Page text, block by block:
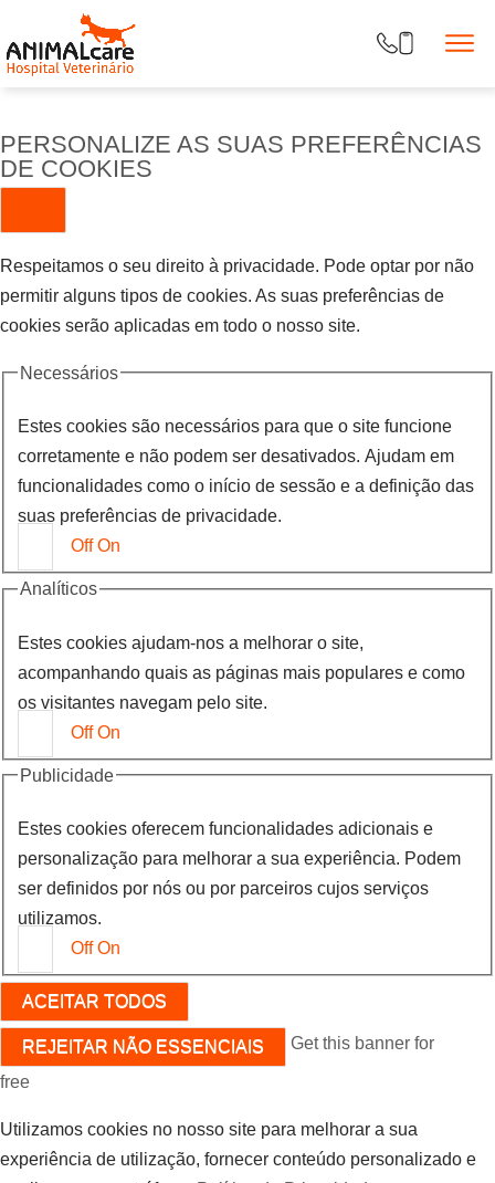
PERSONALIZE AS SUAS PREFERÊNCIAS
DE COOKIES
Respeitamos o seu direito à privacidade. Pode optar por não
permitir alguns tipos de cookies. As suas preferências de
cookies serão aplicadas em todo o nosso site.
Necessários
Estes cookies são necessários para que o site funcione
corretamente e não podem ser desativados. Ajudam em
funcionalidades como o início de sessão e a definição das
suas preferências de privacidade.
Off On
Analíticos
Estes cookies ajudam-nos a melhorar o site,
acompanhando quais as páginas mais populares e como
os visitantes navegam pelo site.
Off On
Publicidade
Estes cookies oferecem funcionalidades adicionais e
personalização para melhorar a sua experiência. Podem
ser definidos por nós ou por parceiros cujos serviços
utilizamos.
Off On
ACEITAR TODOS
REJEITAR NÃO ESSENCIAIS Get this banner for
free
Utilizamos cookies no nosso site para melhorar a sua
experiência de utilização, fornecer conteúdo personalizado e